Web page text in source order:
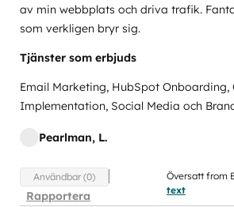
av min webbplats och driva trafik.
som verkligen bryr sig.
Tjänster som erbjuds
Email Marketing, HubSpot Onboarding,
Implementation, Social Media och
Pearlman, L.
Användbar (0)
Rapportera
Översatt from
text